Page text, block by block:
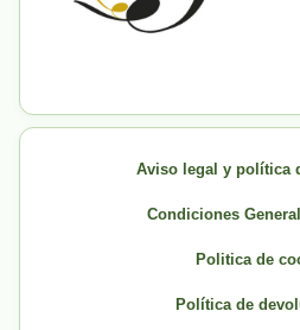
Aviso legal y política
Condiciones
Politica de
Política de